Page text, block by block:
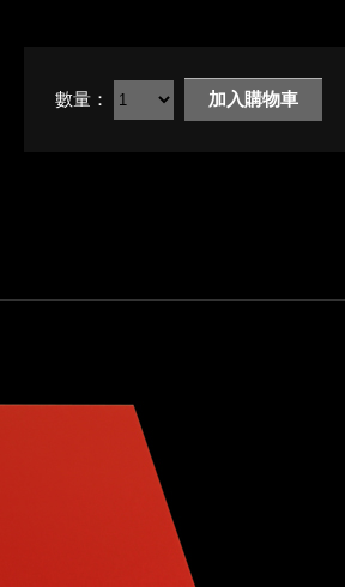
數量： 加入購物車